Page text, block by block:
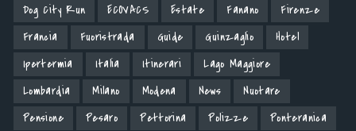
Dog City Run
ECOVACS Estate Fanano
Firenze
Francia
Fuoristrada Guide Guinzaglio
Hotel
Ipertermia
Italia Itinerari
Lago Maggiore
Lombardia
Milano Modena News
Nuotare
Pensione
Pesaro Pettorina Polizze
Ponteranica